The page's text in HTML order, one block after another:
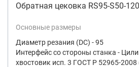
Обратная цековка RS95-S50-
Основные размеры
Диаметр резания (DC) - 95
Интерфейс со стороны станка -
хвостовик исп. 3 ГОСТ Р 52965-2008